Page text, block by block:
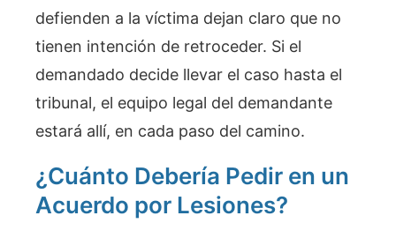
defienden a la víctima dejan claro que no
tienen intención de retroceder. Si el
demandado decide llevar el caso hasta el
tribunal, el equipo legal del demandante
estará allí, en cada paso del camino.
¿Cuánto Debería Pedir en un
Acuerdo por Lesiones?